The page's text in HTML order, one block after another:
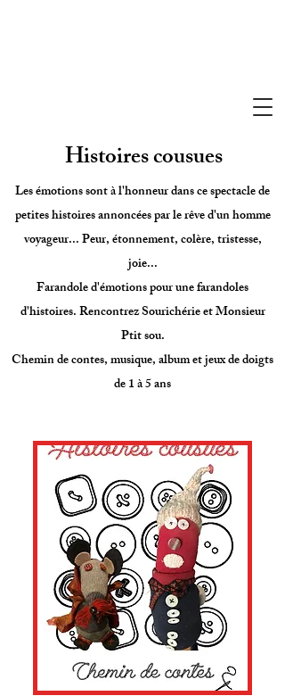
Histoires cousues
Les émotions sont à l'honneur dans ce spectacle de
petites histoires annoncées par le rêve d'un homme
voyageur... Peur, étonnement, colère, tristesse,
joie...
Farandole d'émotions pour une farandoles
d'histoires. Rencontrez Sourichérie et Monsieur
Ptit sou.
Chemin de contes, musique, album et jeux de doigts
de 1 à 5 ans